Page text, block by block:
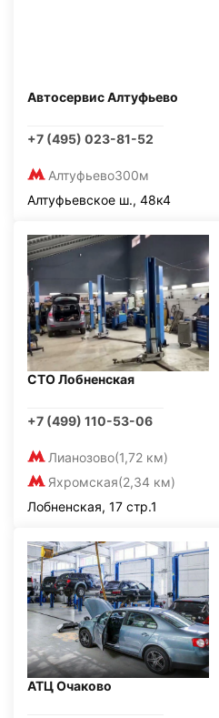
Автосервис Алтуфьево
+7 (495) 023-81-52
Алтуфьево300м
Алтуфьевское ш., 48к4
СТО Лобненская
+7 (499) 110-53-06
Лианозово(1,72 км)
Яхромская(2,34 км)
Лобненская, 17 стр.1
АТЦ Очаково